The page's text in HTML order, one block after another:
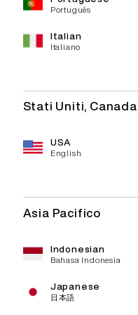
Português
Italian
Italiano
Stati Uniti,
USA
English
Asia Pacifico
Indonesian
Bahasa Indonesia
Japanese
日本語